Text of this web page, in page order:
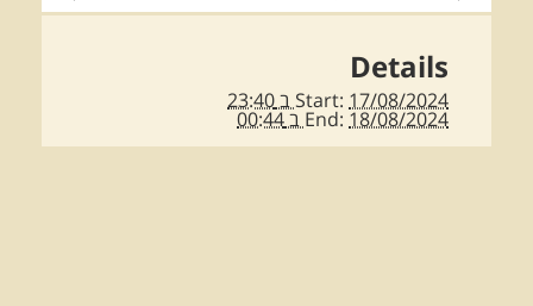
Details
Start: 17/08/2024 ב 23:40
End: 18/08/2024 ב 00:44